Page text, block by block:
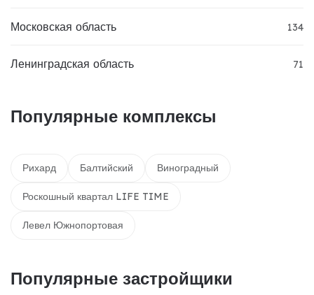
Московская область 134
Ленинградская область 71
Популярные комплексы
Рихард Балтийский Виноградный
Роскошный квартал LIFE TIME
Левел Южнопортовая
Популярные застройщики